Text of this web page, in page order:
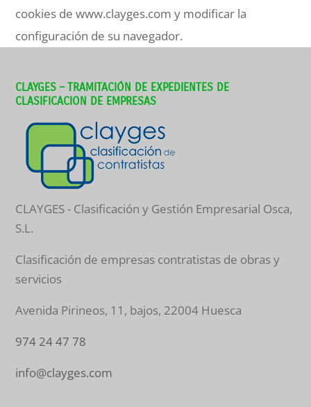
cookies de www.clayges.com y modificar la
configuración de su navegador.
CLAYGES – TRAMITACIÓN DE EXPEDIENTES DE
CLASIFICACION DE EMPRESAS
CLAYGES - Clasificación y Gestión Empresarial Osca,
S.L.
Clasificación de empresas contratistas de obras y
servicios
Avenida Pirineos, 11, bajos, 22004 Huesca
974 24 47 78
info@clayges.com